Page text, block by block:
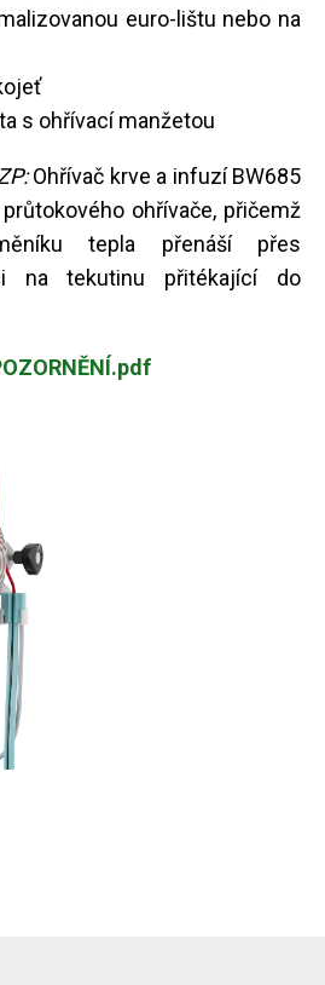
euro-lištu nebo na
s ohřívací manžetou
Ohřívač krve a infuzí BW685
ohřívače, přičemž
tepla přenáší přes
na tekutinu přitékající do